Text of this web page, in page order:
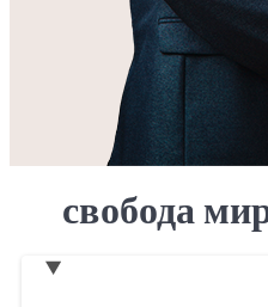
свобода